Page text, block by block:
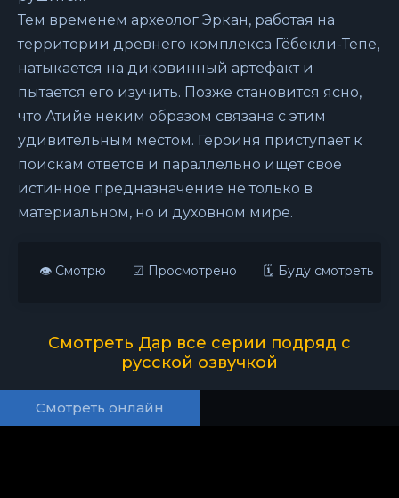
Тем временем археолог Эркан, работая на
территории древнего комплекса Гёбекли-Тепе,
натыкается на диковинный артефакт и
пытается его изучить. Позже становится ясно,
что Атийе неким образом связана с этим
удивительным местом. Героиня приступает к
поискам ответов и параллельно ищет свое
истинное предназначение не только в
материальном, но и духовном мире.
👁 Смотрю ☑ Просмотрено 🗓 Буду смотреть
Смотреть Дар все серии подряд с
русской озвучкой
Смотреть онлайн